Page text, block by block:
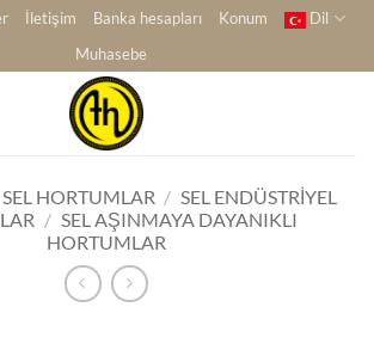
İletişim Banka hesapları Konum
Dil
Muhasebe
SEL HORTUMLAR / SEL ENDÜSTRIYEL
/ SEL AŞINMAYA DAYANIKLI
HORTUMLAR